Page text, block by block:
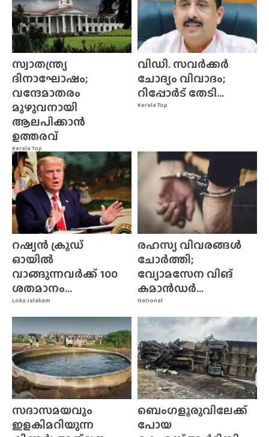
Kerala Top
സ്വാതന്ത്ര്യ
ദിനാഘോഷം;
വന്ദേമാതരം
മുഴുവനായി
ആലപിക്കാൻ
ഉത്തരവ്
Kerala Top
വിഡി. സവർക്കർ
ചോദ്യം വിവാദം;
റിപ്പോർട് തേടി...
Loka Jalakam
റഷ്യൻ ക്രൂഡ്
ഓയിൽ
വാങ്ങുന്നവർക്ക് 100
ശതമാനം...
National
രഹസ്യ വിവരങ്ങൾ
ചോർത്തി;
വ്യോമസേന വിങ്‌
കമാൻഡർ...
സദാസമയവും
ഇളകിമറിയുന്ന
ബെംഗളൂരുവിലേക്ക്
പോയ